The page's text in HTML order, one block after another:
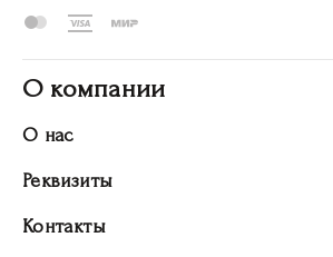
О компании
О нас
Реквизиты
Контакты